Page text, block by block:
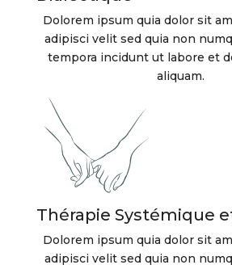
Dolorem ipsum quia dolor sit
adipisci velit sed quia non
tempora incidunt ut labore et
aliquam.
Thérapie Systémique
Dolorem ipsum quia dolor sit
adipisci velit sed quia non